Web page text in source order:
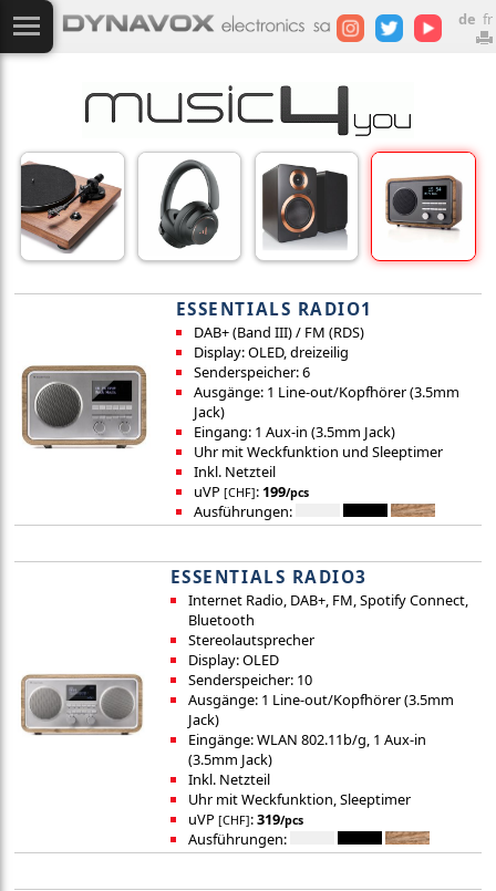
de fr
ESSENTIALS RADIO1
DAB+ (Band III) / FM (RDS)
Display: OLED, dreizeilig
Senderspeicher: 6
Ausgänge: 1 Line-out/Kopfhörer (3.5mm
Jack)
Eingang: 1 Aux-in (3.5mm Jack)
Uhr mit Weckfunktion und Sleeptimer
Inkl. Netzteil
uVP [CHF]: 199/pcs
Ausführungen:
ESSENTIALS RADIO3
Internet Radio, DAB+, FM, Spotify Connect,
Bluetooth
Stereolautsprecher
Display: OLED
Senderspeicher: 10
Ausgänge: 1 Line-out/Kopfhörer (3.5mm
Jack)
Eingänge: WLAN 802.11b/g, 1 Aux-in
(3.5mm Jack)
Inkl. Netzteil
Uhr mit Weckfunktion, Sleeptimer
uVP [CHF]:319/pcs
Ausführungen: